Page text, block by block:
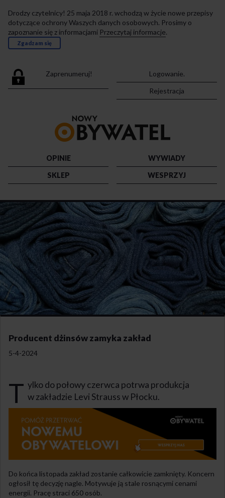
Drodzy czytelnicy! 25 maja 2018 r. wchodzą w życie nowe przepisy
dotyczące ochrony Waszych danych osobowych. Prosimy o
zapoznanie się z informacjami Przeczytaj informacje.
Zgadzam się
Zaprenumeruj!
Logowanie.
Rejestracja
strony
OPINIE
WYWIADY
SKLEP
WESPRZYJ
Producent dżinsów zamyka zakład
5-4-2024
T ylko do połowy czerwca potrwa produkcja
w zakładzie Levi Strauss w Płocku.
Do końca listopada zakład zostanie całkowicie zamknięty. Koncern
ogłosił tę decyzję nagle. Motywuje ją stale rosnącymi cenami
energii. Pracę straci 650 osób.